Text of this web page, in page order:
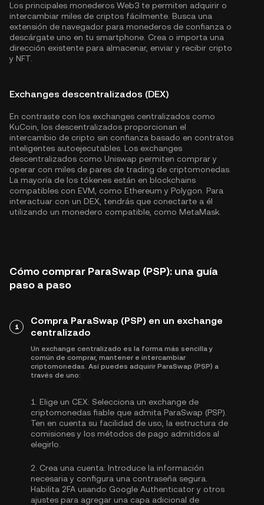
Los principales monederos Web3 te permiten adquirir o
intercambiar miles de criptos fácilmente. Busca una
extensión de navegador para monederos de confianza o
descárgate uno en tu smartphone. Crea o importa una
dirección existente para almacenar, enviar y recibir cripto
y NFT.
Exchanges descentralizados (DEX)
En contraste con los exchanges centralizados como
KuCoin, los descentralizados proporcionan el
intercambio de cripto sin confianza basado en contratos
inteligentes autoejecutables. Los exchanges
descentralizados como Uniswap permiten comprar y
operar con miles de pares de trading de criptomonedas.
La mayoría de los tókenes están en blockchains
compatibles con EVM, como Ethereum y Polygon . Para
interactuar con un DEX, tendrás que conectarte a él
utilizando un monedero compatible, como MetaMask.
Cómo comprar ParaSwap (PSP): una guía
paso a paso
1
Compra ParaSwap (PSP) en un exchange
centralizado
Un exchange centralizado es la forma más sencilla y
común de comprar, mantener e intercambiar
criptomonedas. Así puedes adquirir ParaSwap (PSP) a
través de uno:
1. Elige un CEX: Selecciona un exchange de
criptomonedas fiable que admita ParaSwap (PSP).
Ten en cuenta su facilidad de uso, la estructura de
comisiones y los métodos de pago admitidos al
elegirlo.
2. Crea una cuenta: Introduce la información
necesaria y configura una contraseña segura.
Habilita 2FA usando Google Authenticatory otros
ajustes para agregar una capa adicional de